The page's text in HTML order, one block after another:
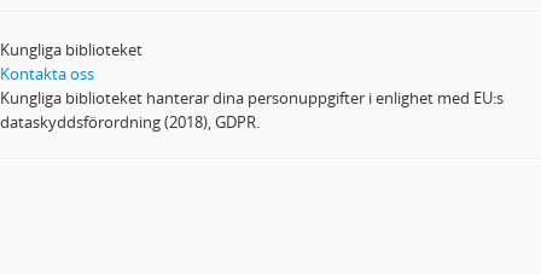
Kungliga biblioteket
Kontakta oss
Kungliga biblioteket hanterar dina personuppgifter i enlighet med EU:s
dataskyddsförordning (2018), GDPR.